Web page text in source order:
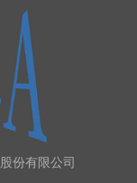
份有限公司